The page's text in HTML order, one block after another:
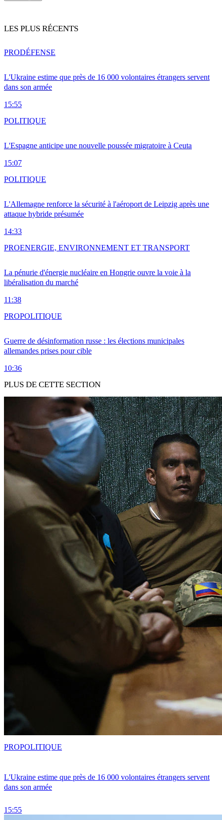
LES PLUS RÉCENTS
L'Ukraine estime que près de 16 000 volontaires étrangers servent
dans son armée
15:55
PRODÉFENSE
L'Espagne anticipe une nouvelle poussée migratoire à Ceuta
15:07
POLITIQUE
L'Allemagne renforce la sécurité à l'aéroport de Leipzig après une
attaque hybride présumée
14:33
POLITIQUE
La pénurie d'énergie nucléaire en Hongrie ouvre la voie à la
libéralisation du marché
11:38
PROENERGIE, ENVIRONNEMENT ET TRANSPORT
Guerre de désinformation russe : les élections municipales
allemandes prises pour cible
10:36
PROPOLITIQUE
PLUS DE CETTE SECTION
L'Ukraine estime que près de 16 000 volontaires étrangers servent
dans son armée
15:55
PROPOLITIQUE